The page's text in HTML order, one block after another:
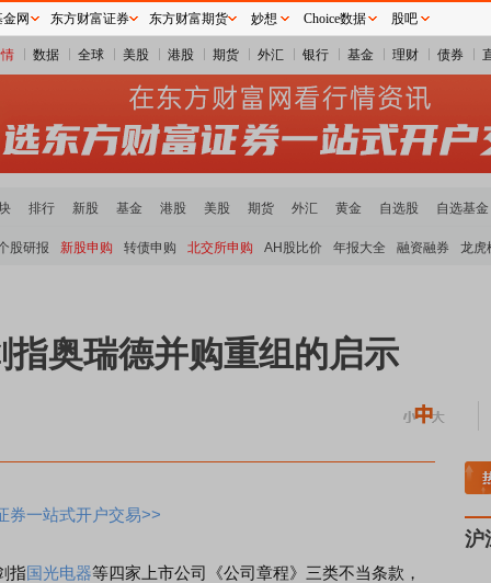
数据 全球 美股 港股 期货 外汇 银行 基金 理财 债券
排行 新股 基金 港股 美股 期货 外汇 黄金 自选股 自选基金
股研报 新股申购 转债申购 北交所申购 AH股比价 年报大全 融资融券 龙虎
奥瑞德并购重组的启示
券一站式开户交易>>
指国光电器等四家上市公司《公司章程》三类不当条款，
重要机
沪
网 东方财富证券 东方财富期货 妙想 Choice数据 股吧